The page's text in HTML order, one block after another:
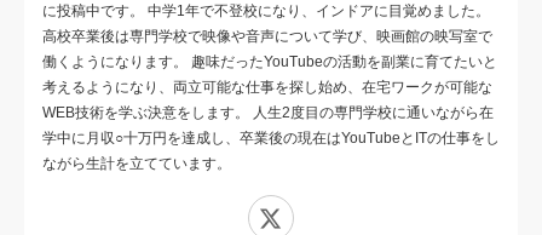
に投稿中です。 中学1年で不登校になり、インドアに目覚めました。
高校卒業後は専門学校で映像や音声について学び、映画館の映写室で
働くようになります。 趣味だったYouTubeの活動を副業に育てたいと
考えるようになり、両立可能な仕事を探し始め、在宅ワークが可能な
WEB技術を学ぶ決意をします。 人生2度目の専門学校に通いながら在
学中に月収○十万円を達成し、卒業後の現在はYouTubeとITの仕事をし
ながら生計を立てています。